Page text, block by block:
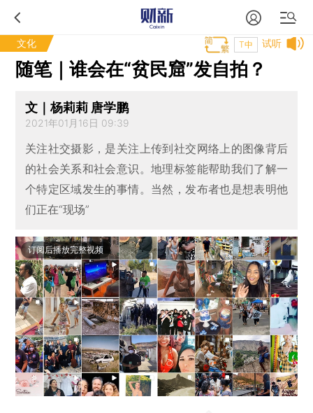
文化 试听
T中
随笔｜谁会在“贫民窟”发自拍？
文｜杨莉莉 唐学鹏
2021年01月16日 09:39
关注社交摄影，是关注上传到社交网络上的图像背后
的社会关系和社会意识。地理标签能帮助我们了解一
个特定区域发生的事情。当然，发布者也是想表明他
们正在“现场”
订阅后播放完整视频